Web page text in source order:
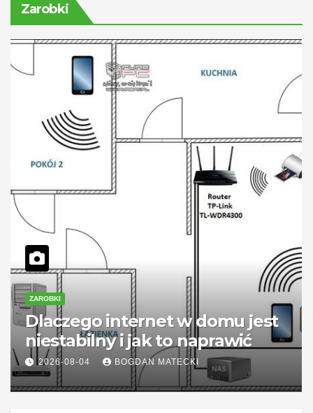
Zarobki
ZAROBKI
Dlaczego internet w domu jest
niestabilny i jak to naprawić
2026-08-04 BOGDAN MATECKI